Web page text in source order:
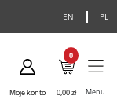
EN PL
Moje konto
0
0,00 zł Menu